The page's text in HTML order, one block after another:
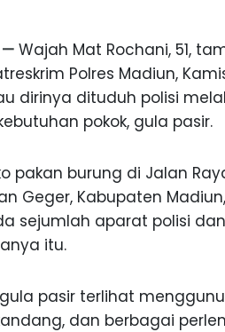
— Wajah Mat Rochani, 51,
Polres Madiun,
dirinya dituduh polisi
pokok, gula pasir.
pakan burung di Jalan
Geger, Kabupaten
sejumlah aparat polisi
itu.
pasir terlihat
dan berbagai